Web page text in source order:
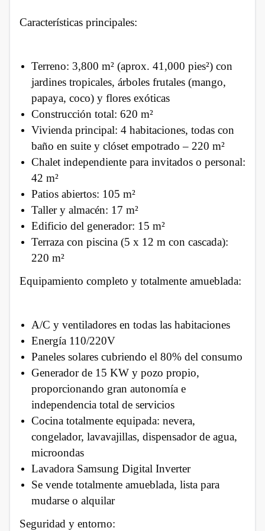
Características principales:
Terreno: 3,800 m² (aprox. 41,000 pies²) con
jardines tropicales, árboles frutales (mango,
papaya, coco) y flores exóticas
Construcción total: 620 m²
Vivienda principal: 4 habitaciones, todas con
baño en suite y clóset empotrado – 220 m²
Chalet independiente para invitados o personal:
42 m²
Patios abiertos: 105 m²
Taller y almacén: 17 m²
Edificio del generador: 15 m²
Terraza con piscina (5 x 12 m con cascada):
220 m²
Equipamiento completo y totalmente amueblada:
A/C y ventiladores en todas las habitaciones
Energía 110/220V
Paneles solares cubriendo el 80% del consumo
Generador de 15 KW y pozo propio,
proporcionando gran autonomía e
independencia total de servicios
Cocina totalmente equipada: nevera,
congelador, lavavajillas, dispensador de agua,
microondas
Lavadora Samsung Digital Inverter
Se vende totalmente amueblada, lista para
mudarse o alquilar
Seguridad y entorno: